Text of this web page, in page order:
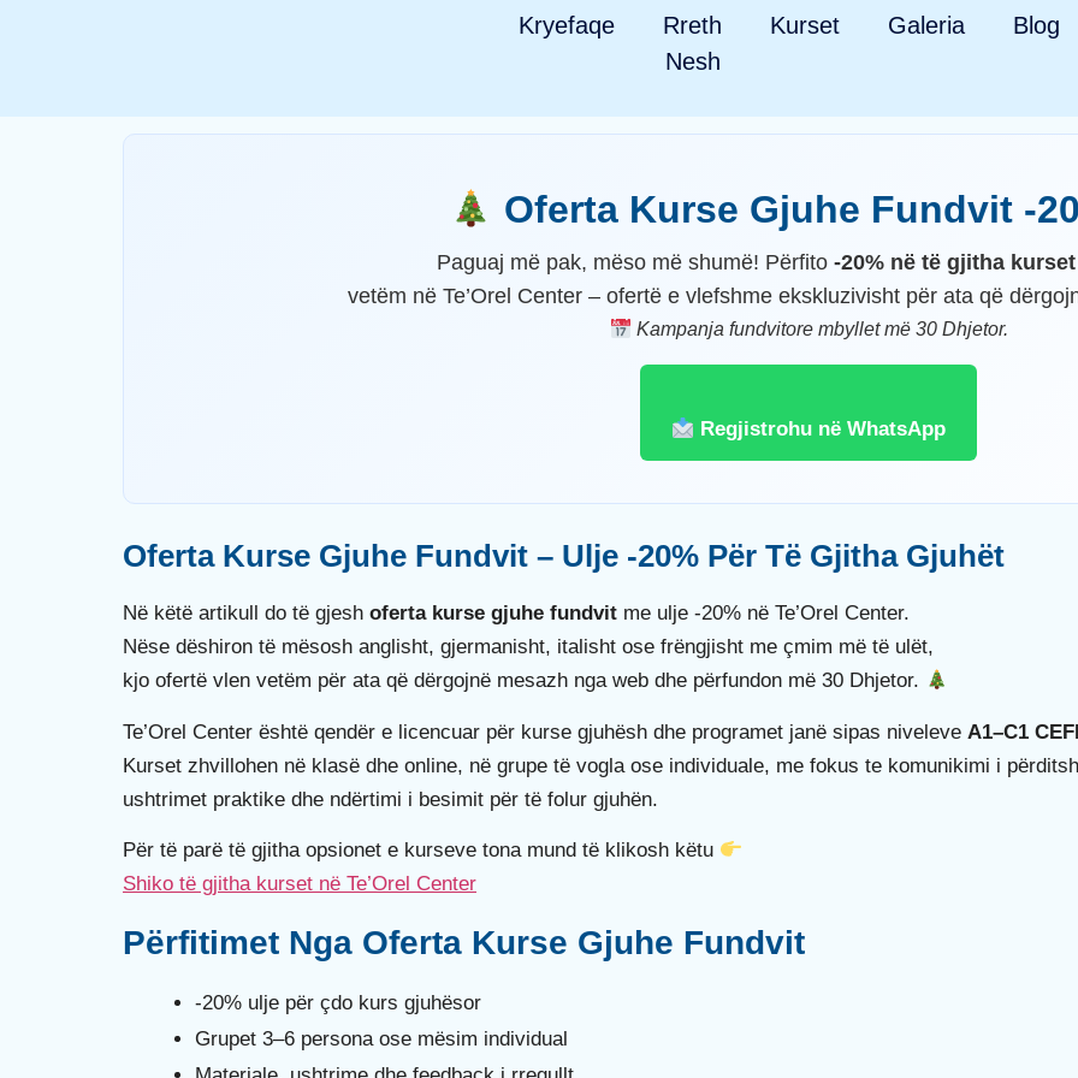
Kryefaqe
Rreth
Nesh
Kurset Galeria Blog
Oferta Kurse Gjuhe Fundvit -
Paguaj më pak, mëso më shumë! Përfito -20% në të gjitha
vetëm në Te’Orel Center – ofertë e vlefshme ekskluzivisht për ata që
Kampanja fundvitore mbyllet më 30 Dhjetor.
Regjistrohu në WhatsApp
Oferta Kurse Gjuhe Fundvit – Ulje -20% Për Të Gjitha Gjuhët
Në këtë artikull do të gjesh oferta kurse gjuhe fundvit me ulje -20% në Te’Orel Center.
Nëse dëshiron të mësosh anglisht, gjermanisht, italisht ose frëngjisht me çmim më të ulët,
kjo ofertë vlen vetëm për ata që dërgojnë mesazh nga web dhe përfundon më 30 Dhjetor.
Te’Orel Center është qendër e licencuar për kurse gjuhësh dhe programet janë sipas niveleve A1–C1
Kurset zhvillohen në klasë dhe online, në grupe të vogla ose individuale, me fokus te komunikimi i
ushtrimet praktike dhe ndërtimi i besimit për të folur gjuhën.
Për të parë të gjitha opsionet e kurseve tona mund të klikosh këtu
Shiko të gjitha kurset në Te’Orel Center
Përfitimet Nga Oferta Kurse Gjuhe Fundvit
-20% ulje për çdo kurs gjuhësor
Grupet 3–6 persona ose mësim individual